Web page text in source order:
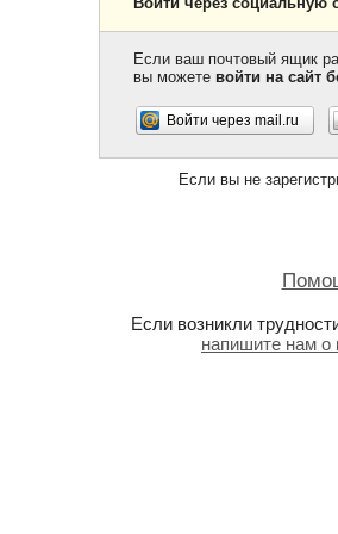
Если ваш почтовый ящик
вы можете войти на сайт
Войти через mail.ru
Если вы не
Если возникли
напишите нам о